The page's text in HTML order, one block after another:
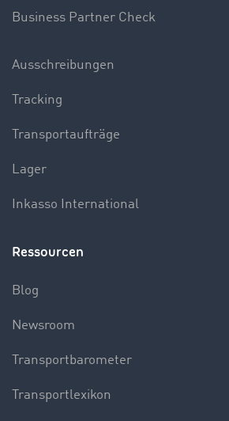
Business Partner Check
Ausschreibungen
Tracking
Transportaufträge
Lager
Inkasso International
Ressourcen
Blog
Newsroom
Transportbarometer
Transportlexikon